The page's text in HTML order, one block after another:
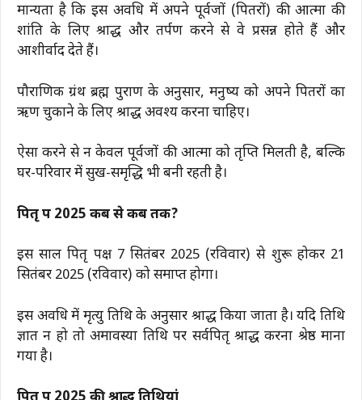
मान्यता है कि इस अवधि में अपने पूर्वजों (पितरों) की आत्मा की
शांति के लिए श्राद्ध और तर्पण करने से वे प्रसन्न होते हैं और
आशीर्वाद देते हैं।
पौराणिक ग्रंथ ब्रह्म पुराण के अनुसार, मनुष्य को अपने पितरों का
ऋण चुकाने के लिए श्राद्ध अवश्य करना चाहिए।
ऐसा करने से न केवल पूर्वजों की आत्मा को तृप्ति मिलती है, बल्कि
घर-परिवार में सुख-समृद्धि भी बनी रहती है।
पितृ पक्ष 2025 कब से कब तक?
इस साल पितृ पक्ष 7 सितंबर 2025 (रविवार) से शुरू होकर 21
सितंबर 2025 (रविवार) को समाप्त होगा।
इस अवधि में मृत्यु तिथि के अनुसार श्राद्ध किया जाता है। यदि तिथि
ज्ञात न हो तो अमावस्या तिथि पर सर्वपितृ श्राद्ध करना श्रेष्ठ माना
गया है।